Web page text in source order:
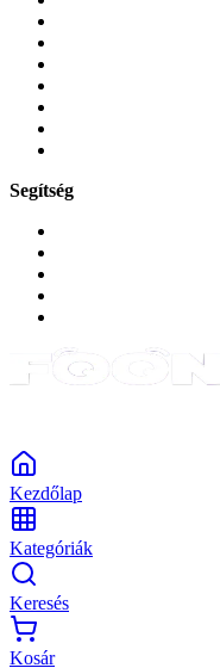
Segítség
Kezdőlap
Kategóriák
Keresés
Kosár